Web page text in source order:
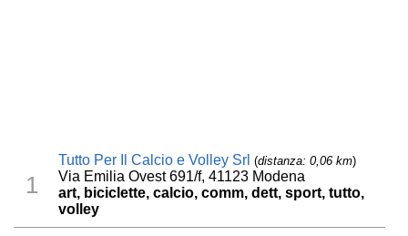
1
Tutto Per Il Calcio e Volley Srl (distanza: 0,06 km)
Via Emilia Ovest 691/f, 41123 Modena
art, biciclette, calcio, comm, dett, sport, tutto,
volley